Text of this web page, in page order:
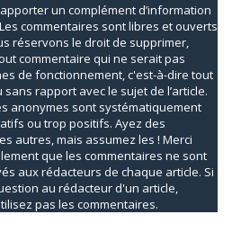
un complément d’information
commentaires sont libres et ouverts
réservons le droit de supprimer,
commentaire qui ne serait pas
de fonctionnement, c'est-à-dire tout
rapport avec le sujet de l’article.
anonymes sont systématiquement
ou trop positifs. Ayez des
autres, mais assumez les ! Merci
que les commentaires ne sont
aux rédacteurs de chaque article. Si
au rédacteur d'un article,
pas les commentaires.